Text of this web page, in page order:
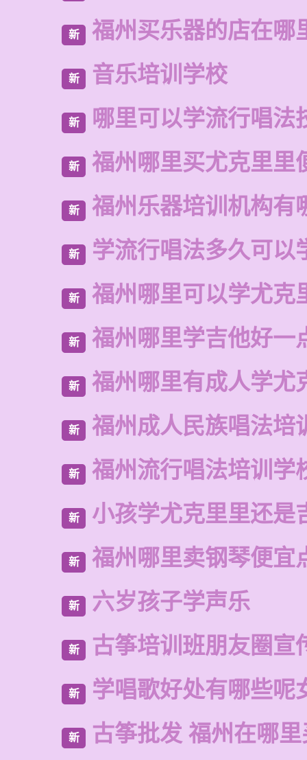
新 福州买乐器的店在哪
新 音乐培训学校
新 哪里可以学流行唱法
新 福州哪里买尤克里里
新 福州乐器培训机构有
新 学流行唱法多久可以
新 福州哪里可以学尤克
新 福州哪里学吉他好一
新 福州哪里有成人学尤
新 福州成人民族唱法培
新 福州流行唱法培训学
新 小孩学尤克里里还是
新 福州哪里卖钢琴便宜
新 六岁孩子学声乐
新 古筝培训班朋友圈宣
新 学唱歌好处有哪些呢
新 古筝批发 福州在哪